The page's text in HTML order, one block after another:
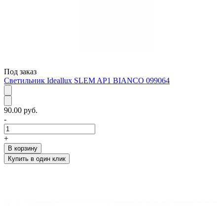
Под заказ
Светильник Ideallux SLEM AP1 BIANCO 099064
90.00 руб.
-
+
В корзину
Купить в один клик